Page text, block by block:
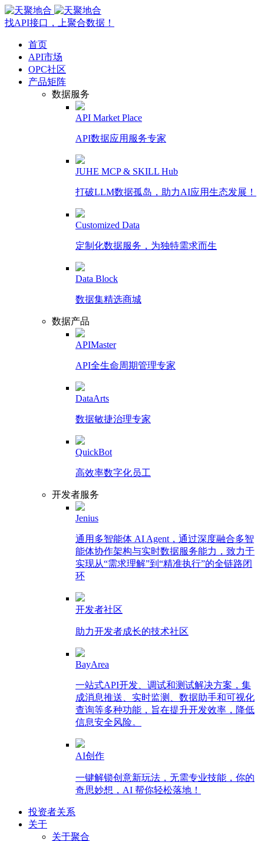
找API接口，上聚合数据！
首页
API市场
OPC社区
产品矩阵
数据服务
API Market Place
API数据应用服务专家
JUHE MCP & SKILL Hub
打破LLM数据孤岛，助力AI应用生态发展！
Customized Data
定制化数据服务，为独特需求而生
Data Block
数据集精选商城
数据产品
APIMaster
API全生命周期管理专家
DataArts
数据敏捷治理专家
QuickBot
高效率数字化员工
开发者服务
Jenius
通用多智能体 AI Agent，通过深度融合多智
能体协作架构与实时数据服务能力，致力于
实现从“需求理解”到“精准执行”的全链路闭
环
开发者社区
助力开发者成长的技术社区
BayArea
一站式API开发、调试和测试解决方案，集
成消息推送、实时监测、数据助手和可视化
查询等多种功能，旨在提升开发效率，降低
信息安全风险。
AI创作
一键解锁创意新玩法，无需专业技能，你的
奇思妙想，AI 帮你轻松落地！
投资者关系
关于
关于聚合